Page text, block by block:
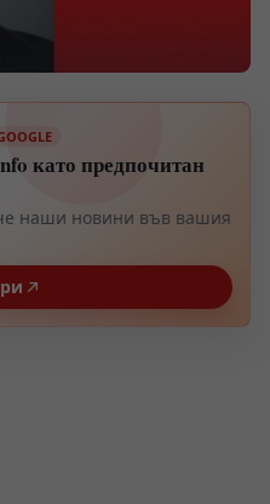
като предпочитан
наши новини във вашия